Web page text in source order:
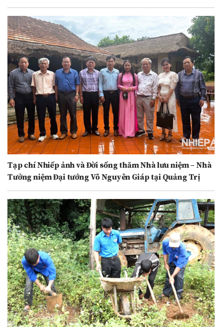
Tạp chí Nhiếp ảnh và Đời sống thăm Nhà lưu niệm – Nhà
Tưởng niệm Đại tướng Võ Nguyên Giáp tại Quảng Trị